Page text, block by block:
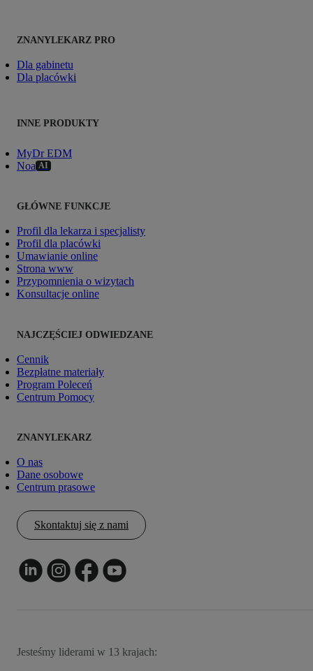
ZNANYLEKARZ PRO
Dla gabinetu
Dla placówki
INNE PRODUKTY
MyDr EDM
Noa AI
GŁÓWNE FUNKCJE
Profil dla lekarza i specjalisty
Profil dla placówki
Umawianie online
Strona www
Przypomnienia o wizytach
Konsultacje online
NAJCZĘŚCIEJ ODWIEDZANE
Cennik
Bezpłatne materiały
Program Poleceń
Centrum Pomocy
ZNANYLEKARZ
O nas
Dane osobowe
Centrum prasowe
Skontaktuj się z nami
Jesteśmy liderami w 13 krajach: